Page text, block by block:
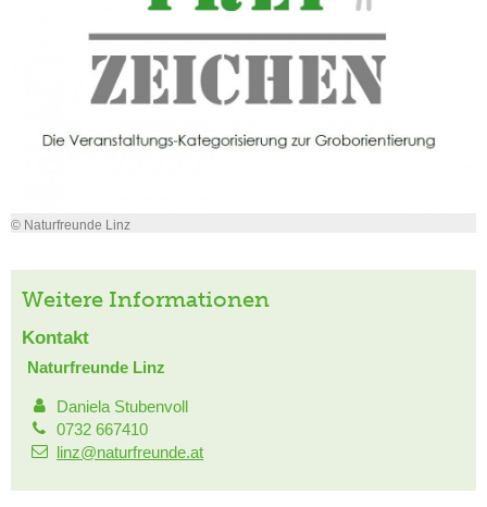
© Naturfreunde Linz
Weitere Informationen
Kontakt
Naturfreunde Linz
Daniela Stubenvoll
0732 667410
linz@naturfreunde.at